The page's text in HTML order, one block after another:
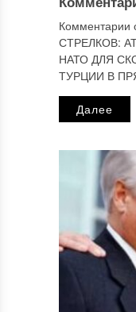
Комментарии
СТРЕЛКОВ:
НАТО ДЛЯ
ТУРЦИИ В
Далее